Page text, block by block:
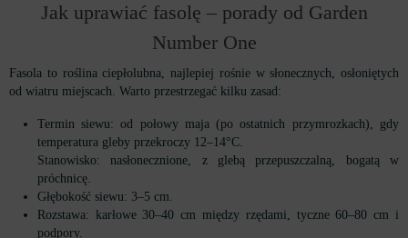
Jak uprawiać fasolę – porady od Garden
Number One
Fasola to roślina ciepłolubna, najlepiej rośnie w słonecznych, osłoniętych
od wiatru miejscach. Warto przestrzegać kilku zasad:
Termin siewu: od połowy maja (po ostatnich przymrozkach), gdy
temperatura gleby przekroczy 12–14°C.
Stanowisko: nasłonecznione, z glebą przepuszczalną, bogatą w
próchnicę.
Głębokość siewu: 3–5 cm.
Rozstawa: karłowe 30–40 cm między rzędami, tyczne 60–80 cm i
podpory.